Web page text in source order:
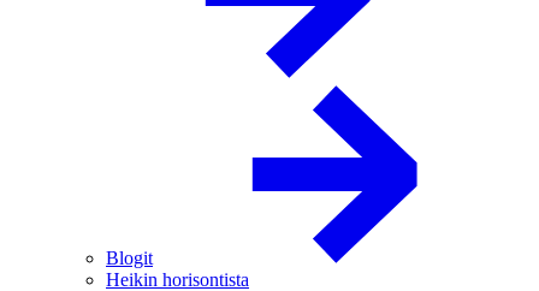
Blogit
Heikin horisontista